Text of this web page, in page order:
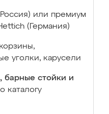
или премиум
(Германия)
уголки, карусели
барные стойки и
каталогу